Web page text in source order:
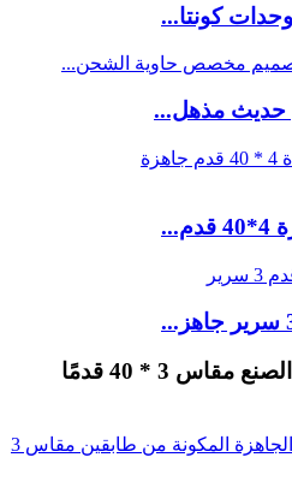
كونتا...
مذهل...
منزل حاوية شحن مسبقة الصنع مقاس 3 * 40 قدمًا